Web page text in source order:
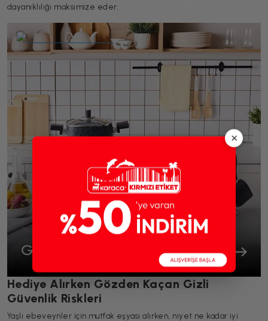
dayanıklılığı maksimize eder.
Hediye Alırken Gözden Kaçan Gizli
Güvenlik Riskleri
Yaşlı ebeveynler için mutfak eşyası alırken, niyet ne kadar iyi
×